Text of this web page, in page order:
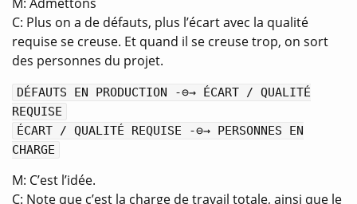
C: Plus on a de défauts, plus l’écart avec la qualité
requise se creuse. Et quand il se creuse trop, on sort
des personnes du projet.
DÉFAUTS EN PRODUCTION -⊖→ ÉCART / QUALITÉ
REQUISE
ÉCART / QUALITÉ REQUISE -⊖→ PERSONNES EN
CHARGE
M: C’est l’idée.
C: Note que c’est la charge de travail totale, ainsi que le